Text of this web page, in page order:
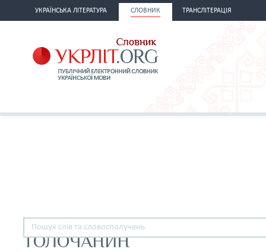
УКРАЇНСЬКА ЛІТЕРАТУРА СЛОВНИК ТРАНСЛІТЕРАЦІЯ
ТОЛОЧАНИН